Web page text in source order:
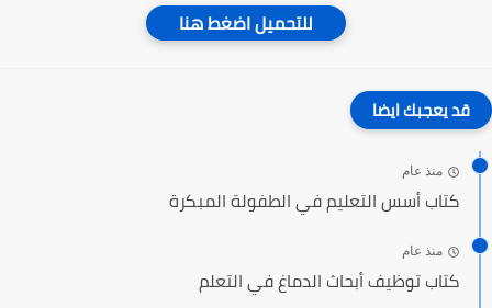
للتحميل اضغط هنا
قد يعجبك ايضا
منذ عام
كتاب أسس التعليم في الطفولة المبكرة
منذ عام
كتاب توظيف أبحاث الدماغ في التعلم